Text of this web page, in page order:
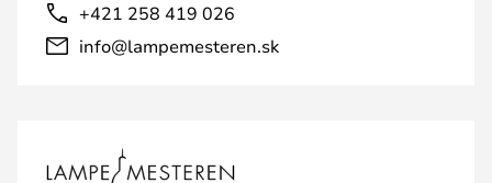
+421 258 419 026
info@lampemesteren.sk